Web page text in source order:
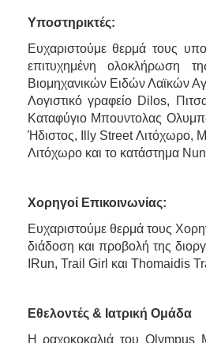
Υποστηρικτές:
Ευχαριστούμε θερμά τους
επιτυχημένη ολοκλήρωση
Βιομηχανικών Ειδών Λαϊκών
Λογιστικό γραφείο Dilos,
Καταφύγιο Μπουντολας
Ήδιστος, Illy Street
Λιτόχωρο και το κατάστημα
Χορηγοί Επικοινωνίας:
Ευχαριστούμε θερμά τους
διάδοση και προβολή της
IRun, Trail Girl και Thomaidis
Εθελοντές & Ιατρική Ομάδα
Η ραχοκοκαλιά του Olympus